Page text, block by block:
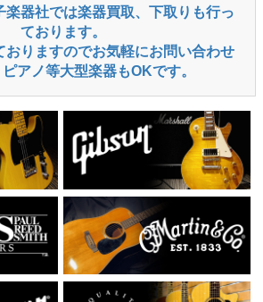
楽器社では楽器買取、下取りも行っ
ております。
おりますのでお気軽にお問い合わせ
アノ等大型楽器もOKです。